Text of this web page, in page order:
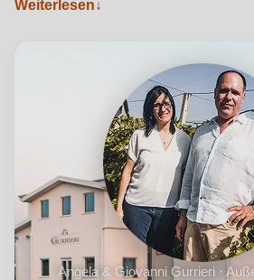
Weiterlesen
Angela & Giovanni Gurrieri ·